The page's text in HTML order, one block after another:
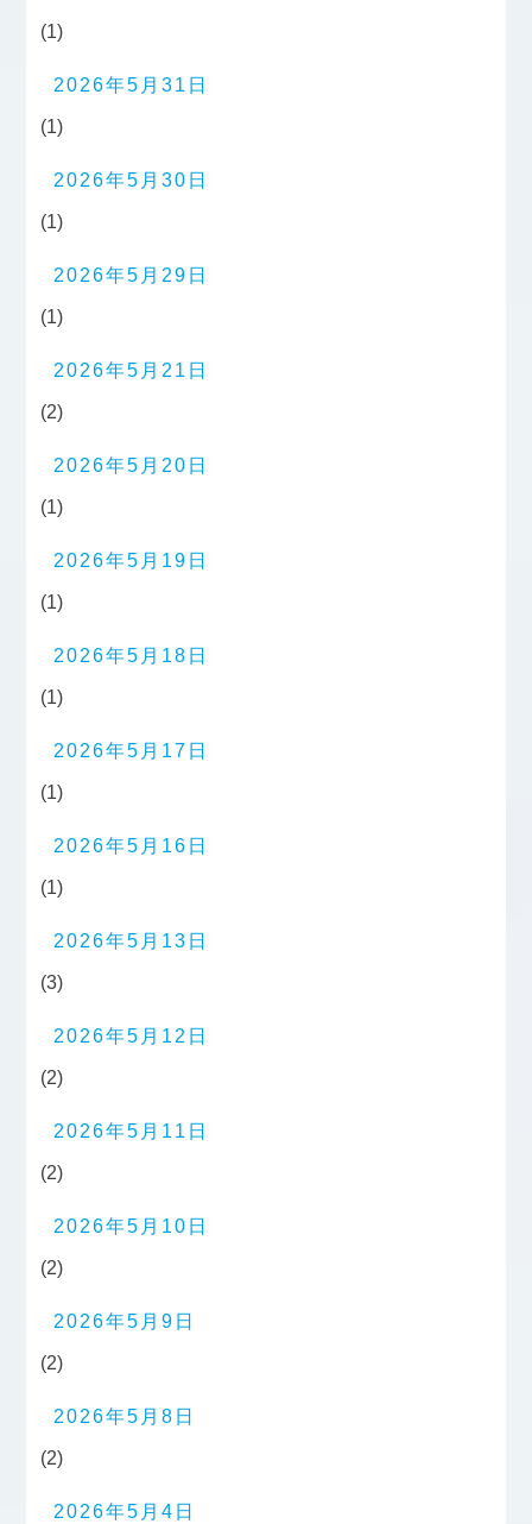
(1)
2026年5月31日
(1)
2026年5月30日
(1)
2026年5月29日
(1)
2026年5月21日
(2)
2026年5月20日
(1)
2026年5月19日
(1)
2026年5月18日
(1)
2026年5月17日
(1)
2026年5月16日
(1)
2026年5月13日
(3)
2026年5月12日
(2)
2026年5月11日
(2)
2026年5月10日
(2)
2026年5月9日
(2)
2026年5月8日
(2)
2026年5月4日